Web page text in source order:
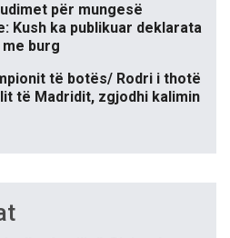
për mungesë
Kush ka publikuar deklarata
burg
të botës/ Rodri i thotë
të Madridit, zgjodhi kalimin